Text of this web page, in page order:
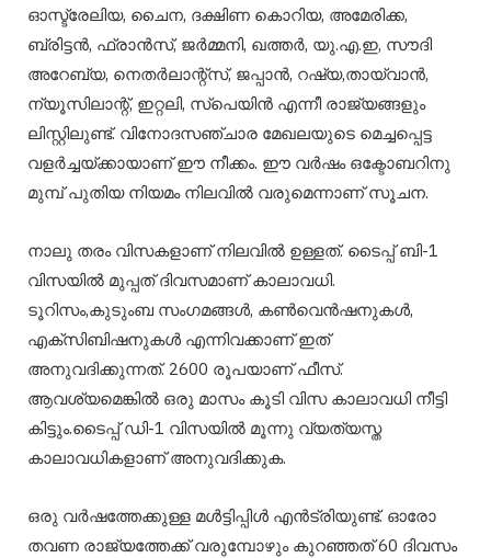
ഓസ്ട്രേലിയ, ചൈന, ദക്ഷിണ കൊറിയ, അമേരിക്ക,
ബ്രിട്ടന്‍, ഫ്രാന്‍സ്, ജര്‍മ്മനി, ഖത്തര്‍, യു.എ.ഇ, സൗദി
അറേബ്യ, നെതര്‍ലാന്റ്സ്, ജപ്പാന്‍, റഷ്യ,തായ്വാന്‍,
ന്യൂസിലാന്റ്, ഇറ്റലി, സ്പെയിന്‍ എന്നീ രാജ്യങ്ങളും
ലിസ്റ്റിലുണ്ട്. വിനോദസഞ്ചാര മേഖലയുടെ മെച്ചപ്പെട്ട
വളര്‍ച്ചയ്ക്കായാണ് ഈ നീക്കം. ഈ വര്‍ഷം ഒക്ടോബറിനു
മുമ്പ് പുതിയ നിയമം നിലവില്‍ വരുമെന്നാണ് സൂചന.
നാലു തരം വിസകളാണ് നിലവില്‍ ഉള്ളത്. ടൈപ്പ് ബി-1
വിസയില്‍ മുപ്പത് ദിവസമാണ് കാലാവധി.
ടൂറിസം,കുടുംബ സംഗമങ്ങള്‍, കണ്‍വെന്‍ഷനുകള്‍,
എക്സിബിഷനുകള്‍ എന്നിവക്കാണ് ഇത്
അനുവദിക്കുന്നത്. 2600 രൂപയാണ് ഫീസ്.
ആവശ്യമെങ്കില്‍ ഒരു മാസം കൂടി വിസ കാലാവധി നീട്ടി
കിട്ടും.ടൈപ്പ് ഡി-1 വിസയില്‍ മൂന്നു വ്യത്യസ്ത
കാലാവധികളാണ് അനുവദിക്കുക.
ഒരു വര്‍ഷത്തേക്കുള്ള മള്‍ട്ടിപ്പിള്‍ എന്‍ട്രിയുണ്ട്. ഓരോ
തവണ രാജ്യത്തേക്ക് വരുമ്പോഴും കുറഞ്ഞത് 60 ദിവസം